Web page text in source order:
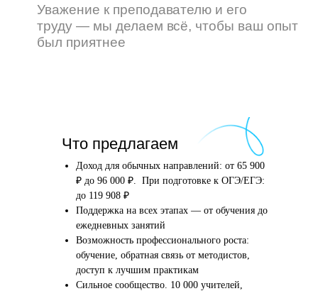
Что предлагаем
Доход для обычных направлений: от 65 900
₽ до 96 000 ₽. При подготовке к ОГЭ/ЕГЭ:
до 119 908 ₽
Поддержка на всех этапах — от обучения до
ежедневных занятий
Возможность профессионального роста:
обучение, обратная связь от методистов,
доступ к лучшим практикам
Сильное сообщество. 10 000 учителей,
после того, как вы
оставите заявку
Английский язык Школьные предметы
Аудиоинтервью